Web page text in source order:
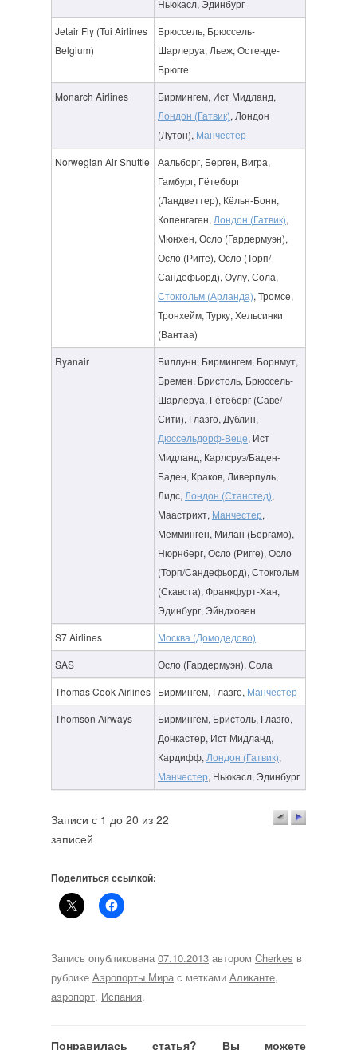
Ньюкасл, Эдинбург
Jetair Fly (Tui Airlines
Belgium)
Брюссель, Брюссель-
Шарлеруа, Льеж, Остенде-
Брюгге
Monarch Airlines
Бирмингем, Ист Мидланд,
Лондон (Гатвик), Лондон
(Лутон), Манчестер
Norwegian Air Shuttle
Аальборг, Берген, Вигра,
Гамбург, Гётеборг
(Ландветтер), Кёльн-Бонн,
Копенгаген, Лондон (Гатвик),
Мюнхен, Осло (Гардермуэн),
Осло (Ригге), Осло (Торп/
Сандефьорд), Оулу, Сола,
Стокгольм (Арланда), Тромсе,
Тронхейм, Турку, Хельсинки
(Вантаа)
Ryanair
Биллунн, Бирмингем, Борнмут,
Бремен, Бристоль, Брюссель-
Шарлеруа, Гётеборг (Саве/
Сити), Глазго, Дублин,
Дюссельдорф-Веце, Ист
Мидланд, Карлсруэ/Баден-
Баден, Краков, Ливерпуль,
Лидс, Лондон (Станстед),
Маастрихт, Манчестер,
Мемминген, Милан (Бергамо),
Нюрнберг, Осло (Ригге), Осло
(Торп/Сандефьорд), Стокгольм
(Скавста), Франкфурт-Хан,
Эдинбург, Эйндховен
S7 Airlines
Москва (Домодедово)
SAS
Осло (Гардермуэн), Сола
Thomas Cook Airlines Бирмингем, Глазго, Манчестер
Thomson Airways
Бирмингем, Бристоль, Глазго,
Донкастер, Ист Мидланд,
Кардифф, Лондон (Гатвик),
Манчестер, Ньюкасл, Эдинбург
Записи с 1 до 20 из 22
записей
Поделиться ссылкой:
Запись опубликована 07.10.2013 автором Cherkes в
рубрике Аэропорты Мира с метками Аликанте,
аэропорт, Испания.
Понравилась статья? Вы можете